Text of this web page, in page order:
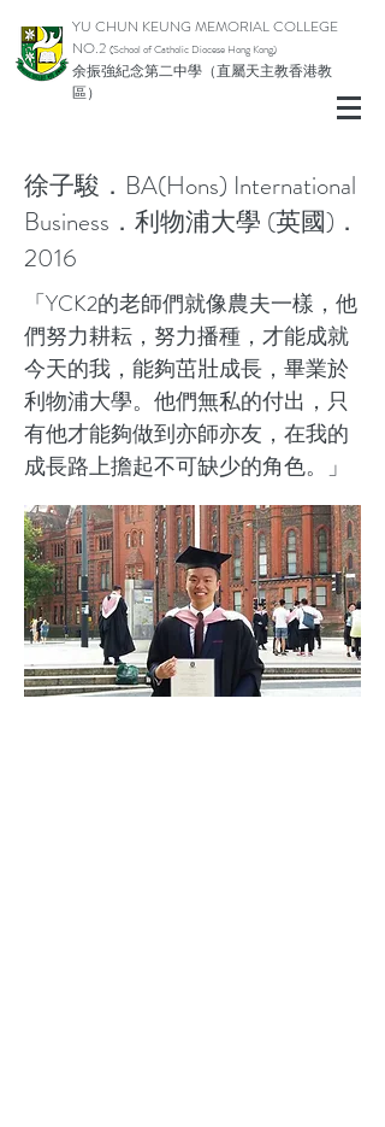
YU CHUN KEUNG MEMORIAL COLLEGE
NO.2 (School of Catholic Diocese Hong Kong)
余振強紀念第二中學（直屬天主教香港教
區）
徐子駿．BA(Hons) International
Business．利物浦大學 (英國)．
2016
「YCK2的老師們就像農夫一樣，他
們努力耕耘，努力播種，才能成就
今天的我，能夠茁壯成長，畢業於
利物浦大學。他們無私的付出，只
有他才能夠做到亦師亦友，在我的
成長路上擔起不可缺少的角色。」